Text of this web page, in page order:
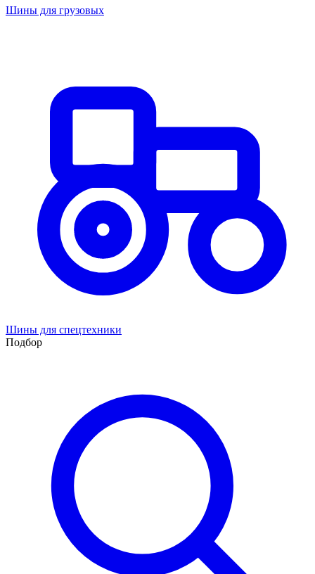
Шины для грузовых
Шины для спецтехники
Подбор